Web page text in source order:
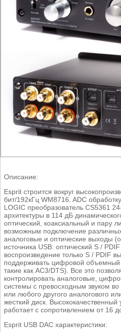
Описание:
Esprit строится вокруг
бит/192кГц WM8716. ADC
LOGIC преобразователь CS5361
архитектуры в 114 дБ
оптический, коаксиальный и пару
возможным подключение
аналоговые и оптические выходы
источника USB: оптический S /
воспроизведение только S / PDIF
поддерживать цифровой
такие как AC3/DTS). Все это
контролировать аналоговые,
системы с превосходным звуком
или любого другого аналогового
жесткий диск.
работает с сопротивлением от 16
Esprit USB DAC характеристики: